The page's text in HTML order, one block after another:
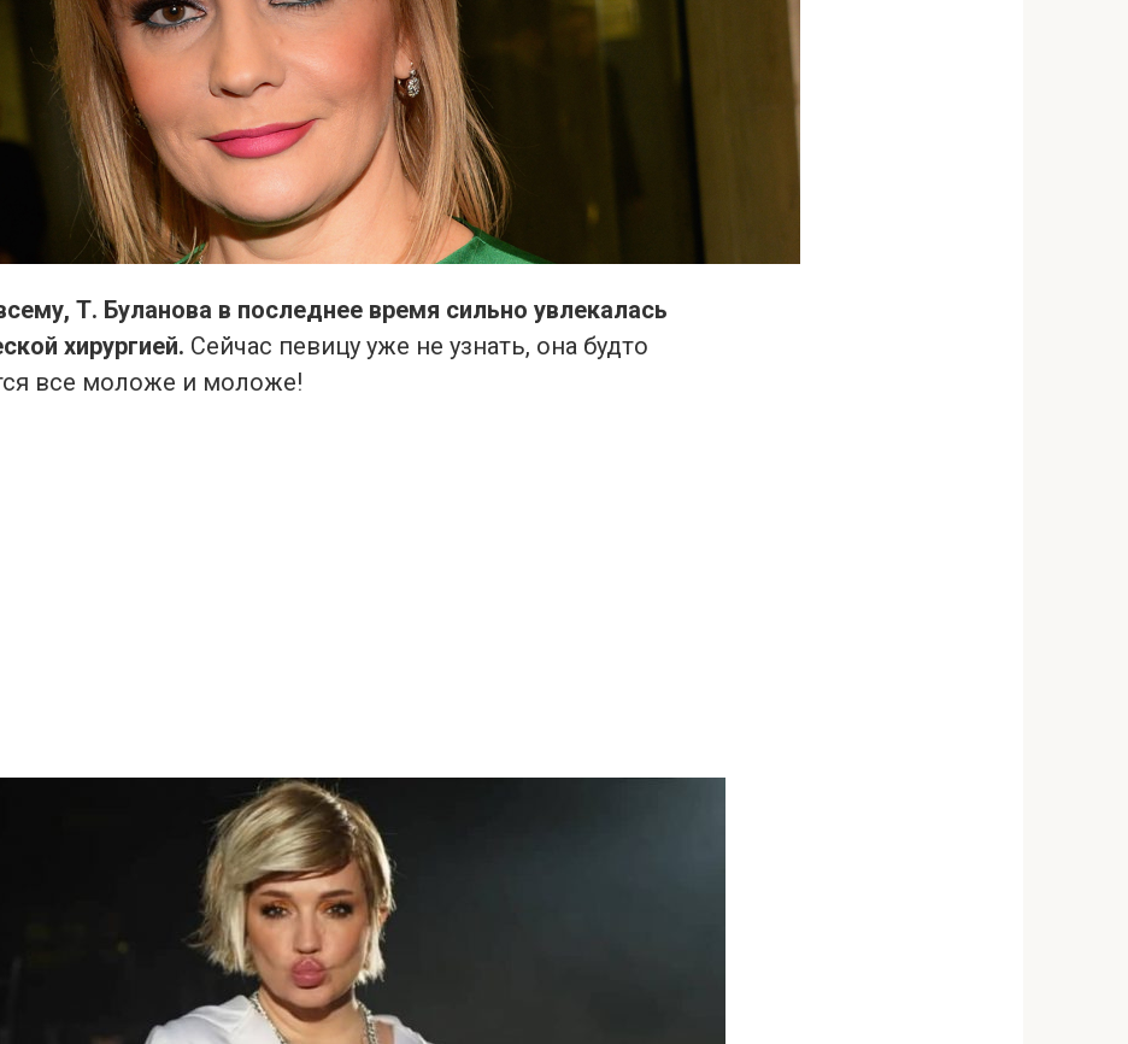
Т. Буланова в последнее время сильно увлекалась
хирургией. Сейчас певицу уже не узнать, она будто
все моложе и моложе!